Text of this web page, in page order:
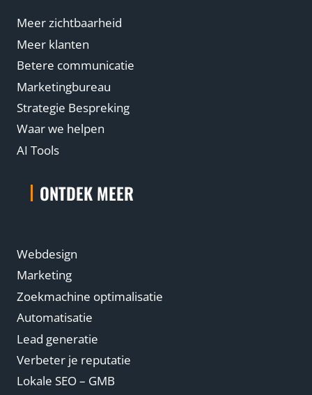
Meer zichtbaarheid
Meer klanten
Betere communicatie
Marketingbureau
Strategie Bespreking
Waar we helpen
AI Tools
ONTDEK MEER
Webdesign
Marketing
Zoekmachine optimalisatie
Automatisatie
Lead generatie
Verbeter je reputatie
Lokale SEO – GMB